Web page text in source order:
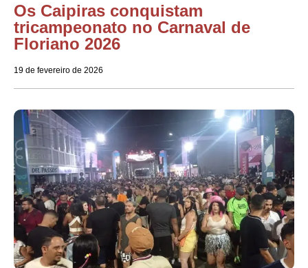
Os Caipiras conquistam
tricampeonato no Carnaval de
Floriano 2026
19 de fevereiro de 2026